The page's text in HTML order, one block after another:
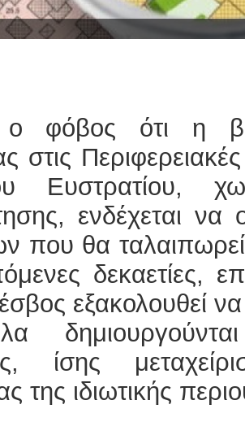
ο φόβος ότι η
στις
Ευστρατίου,
ενδέχεται να
που θα ταλαιπωρεί
δεκαετίες,
εξακολουθεί
ίσης
της ιδιωτικής